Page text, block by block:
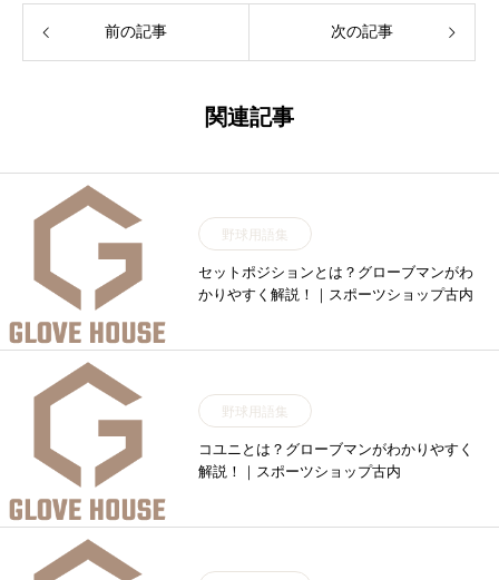
前の記事 次の記事
関連記事
野球用語集
セットポジションとは？グローブマンがわ
かりやすく解説！｜スポーツショップ古内
野球用語集
コユニとは？グローブマンがわかりやすく
解説！｜スポーツショップ古内